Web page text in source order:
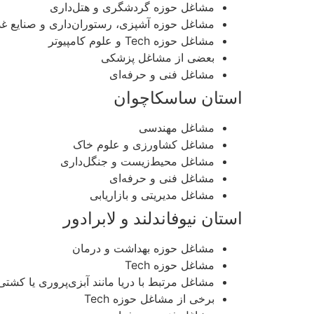
مشاغل حوزه گردشگری و هتل‌داری
مشاغل حوزه آشپزی، رستوران‌داری و صنایع
مشاغل حوزه Tech و علوم کامپیوتر
بعضی از مشاغل پزشکی
مشاغل فنی و حرفه‌ای
استان ساسکاچوان
مشاغل مهندسی
مشاغل کشاورزی و علوم خاک
مشاغل محیط‌زیست و جنگل‌داری
مشاغل فنی و حرفه‌ای
مشاغل مدیریتی و بازاریابی
استان نیوفاندلند و لابرادور
مشاغل حوزه بهداشت و درمان
مشاغل حوزه Tech
مشاغل مرتبط با دریا مانند آبزی‌پروری یا
برخی از مشاغل حوزه Tech